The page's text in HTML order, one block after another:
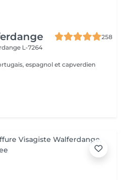
258
L-7264
espagnol et capverdien